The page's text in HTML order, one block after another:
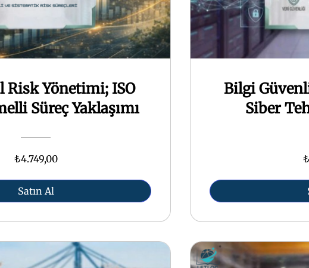
Risk Yönetimi; ISO
Süreç Yaklaşımı
₺4.749,00
Satın Al
Bilgi
Siber